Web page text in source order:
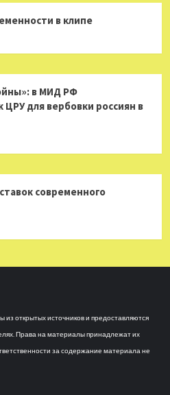
в клипе
в МИД РФ
ЦРУ для вербовки россиян в
современного
открытых источников и предоставляются
Права на материалы принадлежат их
за содержание материала не